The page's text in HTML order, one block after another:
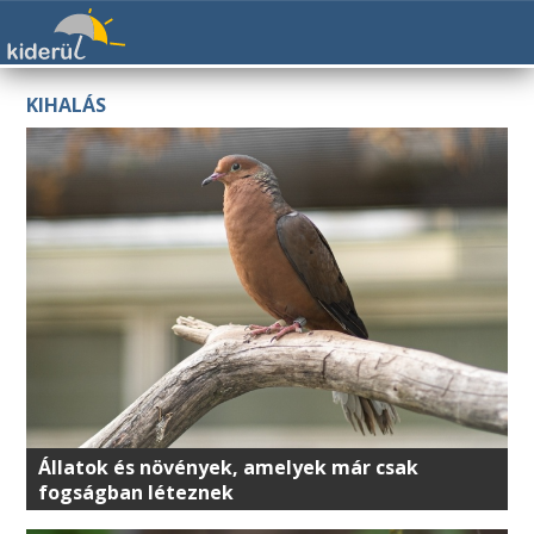
KIHALÁS
Állatok és növények, amelyek már csak
fogságban léteznek